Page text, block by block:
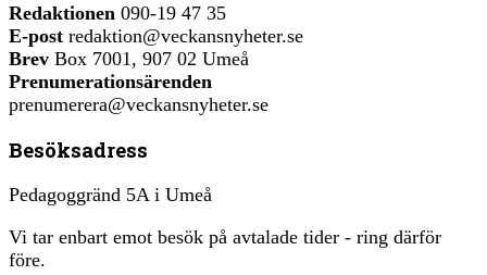
Redaktionen 090-19 47 35
E-post redaktion@veckansnyheter.se
Brev Box 7001, 907 02 Umeå
Prenumerationsärenden
prenumerera@veckansnyheter.se
Besöksadress
Pedagoggränd 5A i Umeå
Vi tar enbart emot besök på avtalade tider - ring därför
före.